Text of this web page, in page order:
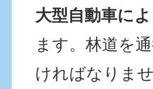
大型自動車に
ます。林道を
ければなりま